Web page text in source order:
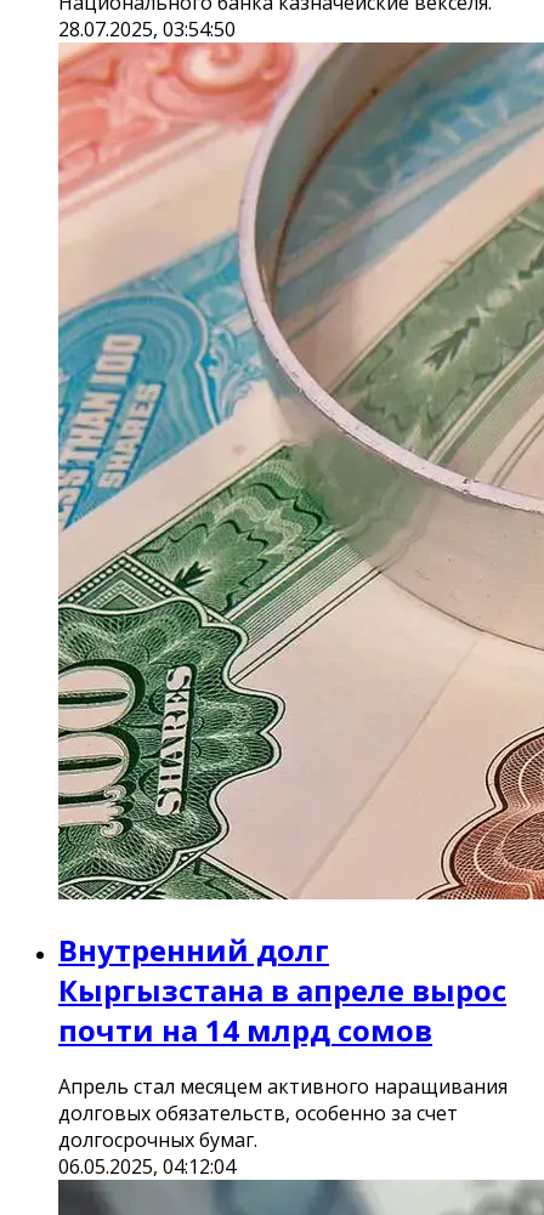
28.07.2025, 03:54:50
Внутренний долг
Кыргызстана в апреле вырос
почти на 14 млрд сомов
Апрель стал месяцем активного наращивания
долговых обязательств, особенно за счет
долгосрочных бумаг.
06.05.2025, 04:12:04